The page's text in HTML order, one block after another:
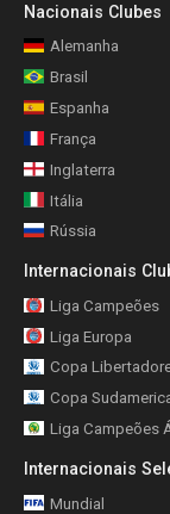
Nacionais Clubes
Alemanha
Brasil
Espanha
França
Inglaterra
Itália
Rússia
Internacionais
Liga Campeões
Liga Europa
Copa
Copa
Liga Campeões
Internacionais
Mundial